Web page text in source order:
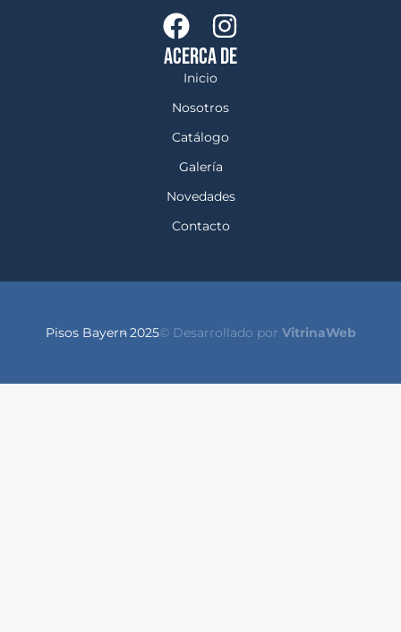
ACERCA DE
Inicio
Nosotros
Catálogo
Galería
Novedades
Contacto
Pisos Bayern- 2025© Desarrollado por VitrinaWeb